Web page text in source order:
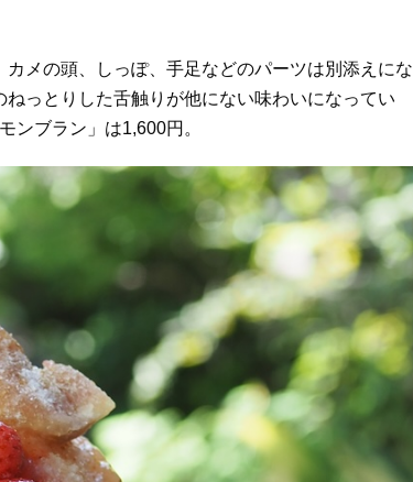
メの頭、しっぽ、手足などのパーツは別添えにな
っとりした舌触りが他にない味わいになってい
ンブラン」は1,600円。